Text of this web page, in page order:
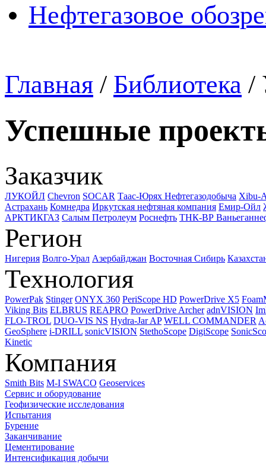
Нефтегазовое
Главная / Библиотека /
Успешные
Заказчик
ЛУКОЙЛ Chevron SOCAR Таас-Юрях Нефтегазодобыча Xibu-
Астрахань Комнедра Иркутская нефтяная компания Емир-Ойл
АРКТИКГАЗ Салым Петролеум Роснефть ТНК-ВР
Регион
Нигерия Волго-Урал Азербайджан Восточная Сибирь
Технология
PowerPak Stinger ONYX 360 PeriScope HD PowerDrive X5
Viking Bits ELBRUS REAPRO PowerDrive Archer adnVISION
FLO-TROL DUO-VIS NS Hydra-Jar AP WELL COMMANDER
GeoSphere i-DRILL sonicVISION StethoScope DigiScope
Kinetic
Компания
Smith Bits M-I SWACO Geoservices
Сервис и оборудование
Геофизические исследования
Испытания
Бурение
Заканчивание
Цементирование
Интенсификация добычи